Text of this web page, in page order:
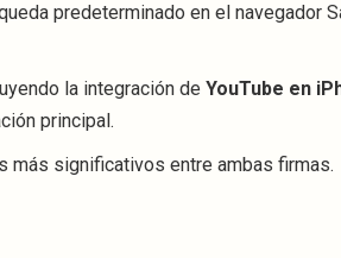
predeterminado en el navegador
la integración de YouTube en
principal.
más significativos entre ambas firmas.